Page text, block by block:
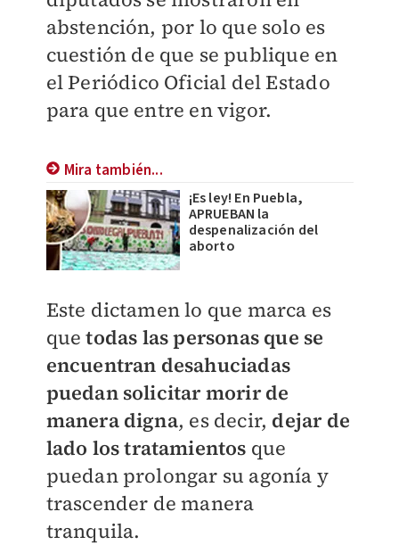
abstención, por lo que solo es
cuestión de que se publique en
el Periódico Oficial del Estado
para que entre en vigor.
Mira también...
¡Es ley! En Puebla,
APRUEBAN la
despenalización del
aborto
Este dictamen lo que marca es
quetodas las personas que se
encuentran desahuciadas
puedan solicitar morir de
manera digna, es decir, dejar de
lado los tratamientos que
puedan prolongar su agonía y
trascender de manera
tranquila.